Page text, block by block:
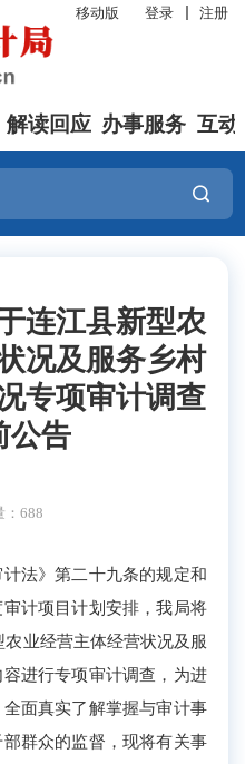
移动版 登录 注册
解读回应 办事服务 互动
连江县新型农
况及服务乡村
专项审计调查
公告
：688
法》第二十九条的规定和
计项目计划安排，我局将
业经营主体经营状况及服
进行专项审计调查，为进
面真实了解掌握与审计事
群众的监督，现将有关事